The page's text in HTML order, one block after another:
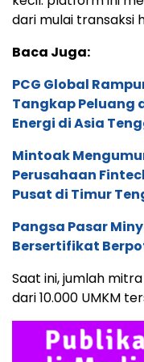
dari mulai transaksi
Baca Juga:
PCG Global
Tangkap Peluang
Energi di Asia
Mintoak
Perusahaan
Pusat di Timur
Pangsa Pasar
Bersertifikat
Saat ini, jumlah
dari 10.000 UMKM